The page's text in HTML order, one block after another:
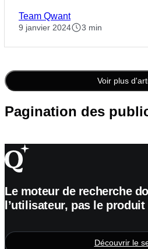
Team Qwant
9 janvier 2024 3 min
Voir plus
Pagination des
Le moteur de recherche
l’utilisateur, pas le produit
Découvrir le